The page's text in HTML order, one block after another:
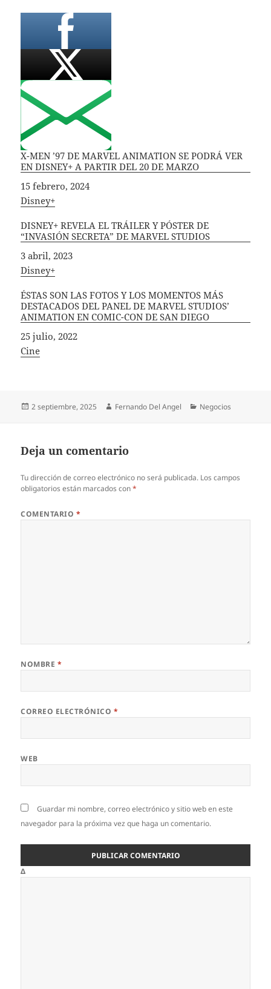
X-MEN ’97 DE MARVEL ANIMATION SE PODRÁ VER
EN DISNEY+ A PARTIR DEL 20 DE MARZO
Fecha
15 febrero, 2024
In relation to
Disney+
DISNEY+ REVELA EL TRÁILER Y PÓSTER DE
“INVASIÓN SECRETA” DE MARVEL STUDIOS
Fecha
3 abril, 2023
In relation to
Disney+
ÉSTAS SON LAS FOTOS Y LOS MOMENTOS MÁS
DESTACADOS DEL PANEL DE MARVEL STUDIOS’
ANIMATION EN COMIC-CON DE SAN DIEGO
Fecha
25 julio, 2022
In relation to
Cine
Publicado
2 septiembre, 2025 Autor
Fernando Del Angel Categorías
Negocios
Deja un comentario
Tu dirección de correo electrónico no será publicada. Los campos
obligatorios están marcados con*
COMENTARIO *
NOMBRE *
CORREO ELECTRÓNICO *
WEB
Guardar mi nombre, correo electrónico y sitio web en este
navegador para la próxima vez que haga un comentario.
Δ